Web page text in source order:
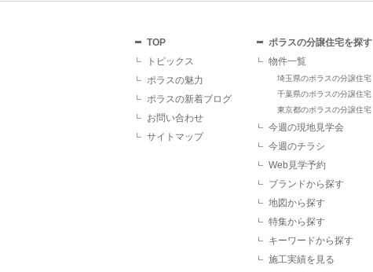
TOP
トピックス
ポラスの魅力
ポラスの新着ブログ
お問い合わせ
サイトマップ
ポラスの分譲住宅を探す
物件一覧
埼玉県のポラスの分譲住宅
千葉県のポラスの分譲住宅
東京都のポラスの分譲住宅
今週の現地見学会
今週のチラシ
Web見学予約
ブランドから探す
地図から探す
特集から探す
キーワードから探す
施工実績を見る